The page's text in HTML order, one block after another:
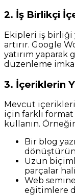
2. İş Birlikçi
Ekipleri iş birliği
artırır. Google
yatırım
düzenleme
3. İçeriklerin
Mevcut
için farklı
kullanın.
Bir blog
Uzun
parçalar
Web
eğitimlere